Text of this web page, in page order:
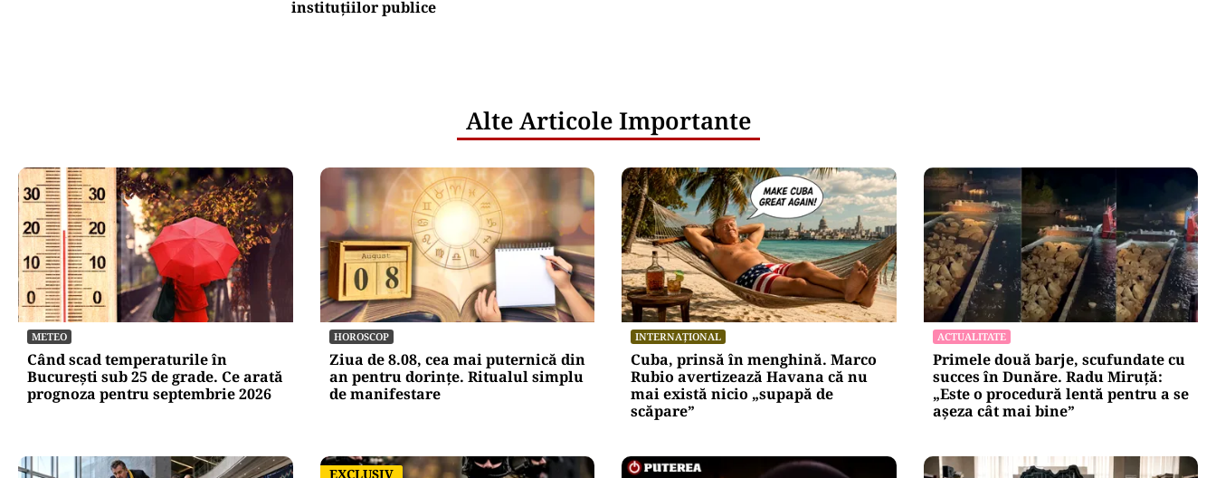
instituțiilor publice
Alte Articole Importante
METEO
Când scad temperaturile în
București sub 25 de grade. Ce arată
prognoza pentru septembrie 2026
HOROSCOP
Ziua de 8.08, cea mai puternică din
an pentru dorințe. Ritualul simplu
de manifestare
INTERNAȚIONAL
Cuba, prinsă în menghină. Marco
Rubio avertizează Havana că nu
mai există nicio „supapă de
scăpare”
ACTUALITATE
Primele două barje, scufundate cu
succes în Dunăre. Radu Miruță:
„Este o procedură lentă pentru a se
așeza cât mai bine”
EXCLUSIV
EXCLUSIV